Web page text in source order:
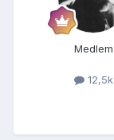
Medlem
12,5k